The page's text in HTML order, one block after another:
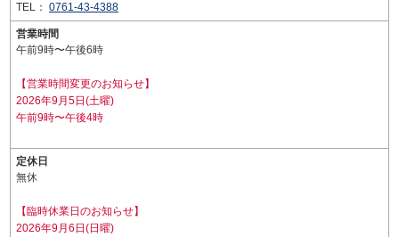
TEL： 0761-43-4388
営業時間
午前9時〜午後6時
【営業時間変更のお知らせ】
2026年9月5日(土曜)
午前9時〜午後4時
定休日
無休
【臨時休業日のお知らせ】
2026年9月6日(日曜)